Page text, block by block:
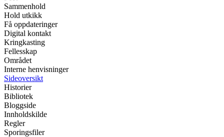
Sammenhold
Hold utkikk
Få oppdateringer
Digital kontakt
Kringkasting
Fellesskap
Området
Interne henvisninger
Sideoversikt
Historier
Bibliotek
Bloggside
Innholdskilde
Regler
Sporingsfiler